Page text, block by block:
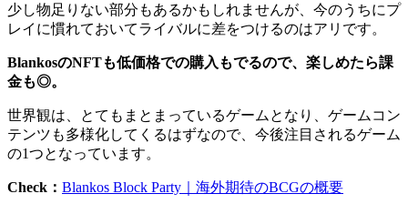
少し物足りない部分もあるかもしれませんが、今のうちにプ
レイに慣れておいてライバルに差をつけるのはアリです。
BlankosのNFTも低価格での購入もでるので、楽しめたら課
金も◎。
世界観は、とてもまとまっているゲームとなり、ゲームコン
テンツも多様化してくるはずなので、今後注目されるゲーム
の1つとなっています。
Check： Blankos Block Party｜海外期待のBCGの概要